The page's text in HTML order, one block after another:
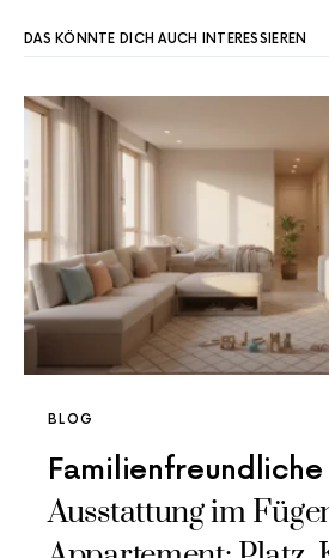
DAS KÖNNTE DICH AUCH INTERESSIEREN
BLOG
Familienfreundliche
Ausstattung im